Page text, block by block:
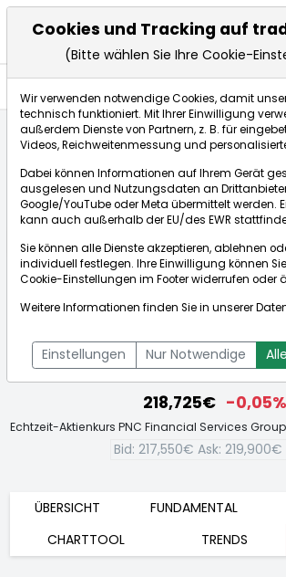
Aktienkurse
Börse:
PNC Financial Services Group
[WKN: 867679 | ISIN: US6934751057]
Aktienkurse
218,725€ -0,05%
Echtzeit-Aktienkurs PNC Financial Services Group
Bid: 217,550€ Ask: 219,900€
ÜBERSICHT FUNDAMENTAL
CHARTTOOL
TRENDS
Cookies und Tracking auf
(Bitte wählen Sie Ihre Cookie-
Wir verwenden notwendige Cookies, damit
technisch funktioniert. Mit Ihrer Einwilligung
außerdem Dienste von Partnern, z. B. für
Videos, Reichweitenmessung und
Dabei können Informationen auf Ihrem Gerät
ausgelesen und Nutzungsdaten an
Google/YouTube oder Meta übermittelt werden.
kann auch außerhalb der EU/des EWR
Sie können alle Dienste akzeptieren, ablehnen
individuell festlegen. Ihre Einwilligung können
Cookie-Einstellungen im Footer widerrufen oder
Weitere Informationen finden Sie in unserer
Einstellungen Nur Notwendige